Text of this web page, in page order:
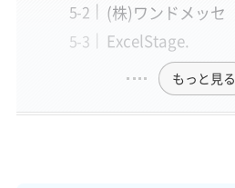
(株)ワンドメッセ
ExcelStage.
もっと見る